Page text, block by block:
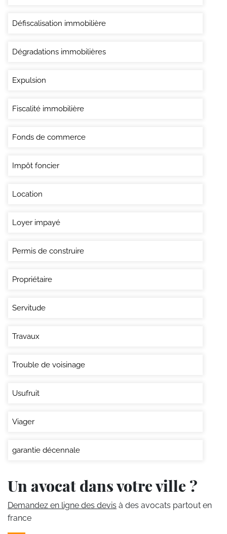
Défiscalisation immobilière
Dégradations immobilières
Expulsion
Fiscalité immobilière
Fonds de commerce
Impôt foncier
Location
Loyer impayé
Permis de construire
Propriétaire
Servitude
Travaux
Trouble de voisinage
Usufruit
Viager
garantie décennale
Un avocat dans votre ville ?
Demandez en ligne des devis à des avocats partout en
france